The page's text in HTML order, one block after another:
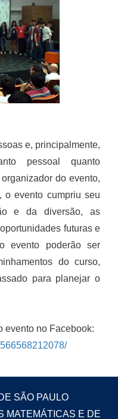
e, principalmente,
pessoal quanto
do evento,
o evento cumpriu seu
e da diversão, as
futuras e
evento poderão ser
do curso,
para planejar o
evento no Facebook:
SÃO PAULO
MATEMÁTICAS E DE